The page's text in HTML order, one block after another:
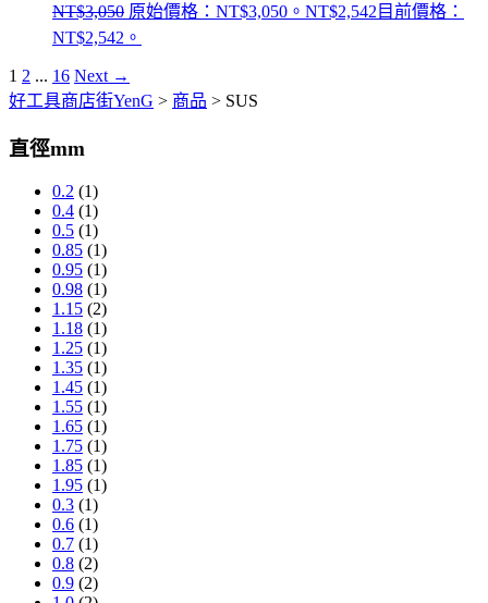
NT$3,050 原始價格：NT$3,050。 NT$2,542 目前價格：
NT$2,542。
1 2 ... 16 Next →
好工具商店街YenG > 商品 > SUS
直徑mm
0.2 (1)
0.4 (1)
0.5 (1)
0.85 (1)
0.95 (1)
0.98 (1)
1.15 (2)
1.18 (1)
1.25 (1)
1.35 (1)
1.45 (1)
1.55 (1)
1.65 (1)
1.75 (1)
1.85 (1)
1.95 (1)
0.3 (1)
0.6 (1)
0.7 (1)
0.8 (2)
0.9 (2)